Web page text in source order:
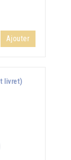
Ajouter
livret)